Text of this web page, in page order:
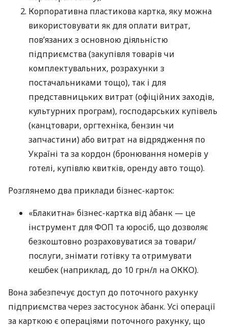
Корпоративна пластикова картка, яку можна
використовувати як для оплати витрат,
пов’язаних з основною діяльністю
підприємства (закупівля товарів чи
комплектувальних, розрахунки з
постачальниками тощо), так і для
представницьких витрат (офіційних заходів,
культурних програм), господарських купівель
(канцтовари, оргтехніка, бензин чи
запчастини) або витрат на відрядження по
Україні та за кордон (бронювання номерів у
готелі, купівлю квитків, оренду авто тощо).
Розглянемо два приклади бізнес-карток:
«Блакитна» бізнес-картка від àбанк — це
інструмент для ФОП та юросіб, що дозволяє
безкоштовно розраховуватися за товари/
послуги, знімати готівку та отримувати
кешбек (наприклад, до 10 грн/л на ОККО).
Вона забезпечує доступ до поточного рахунку
підприємства через застосунок àбанк. Усі операції
за карткою є операціями поточного рахунку, що